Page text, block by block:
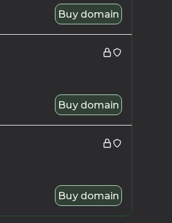
Buy domain
Buy domain
Buy domain